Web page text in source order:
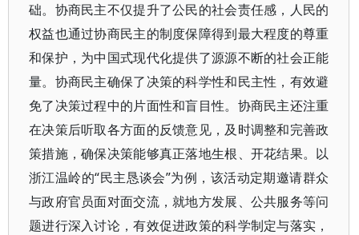
础。协商民主不仅提升了公民的社会责任感，人民的
权益也通过协商民主的制度保障得到最大程度的尊重
和保护，为中国式现代化提供了源源不断的社会正能
量。协商民主确保了决策的科学性和民主性，有效避
免了决策过程中的片面性和盲目性。协商民主还注重
在决策后听取各方面的反馈意见，及时调整和完善政
策措施，确保决策能够真正落地生根、开花结果。以
浙江温岭的“民主恳谈会”为例，该活动定期邀请群众
与政府官员面对面交流，就地方发展、公共服务等问
题进行深入讨论，有效促进政策的科学制定与落实，